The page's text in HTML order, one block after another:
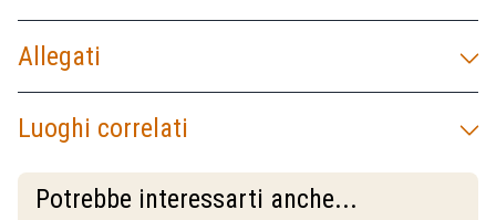
Allegati
Luoghi correlati
Potrebbe interessarti anche...